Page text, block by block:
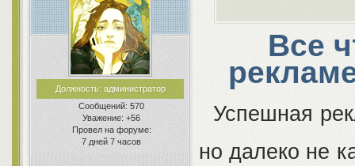
Должность:администратор
Сообщений: 570
Уважение: +56
Провел на форуме:
7 дней 7 часов
Все
Успешная
но далеко не